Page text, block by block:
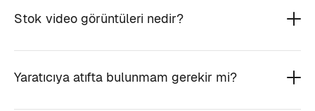
Stok video görüntüleri nedir?
Yaratıcıya atıfta bulunmam gerekir mi?